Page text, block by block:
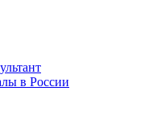
в России